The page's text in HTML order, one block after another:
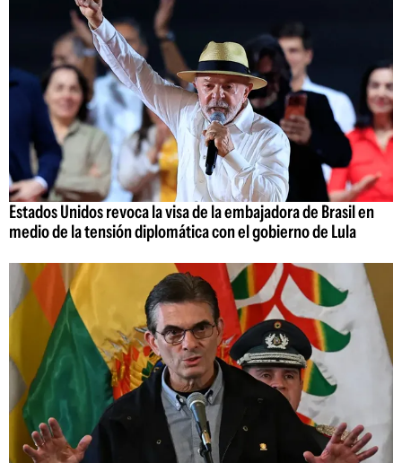
Estados Unidos revoca la visa de la embajadora de Brasil en
medio de la tensión diplomática con el gobierno de Lula